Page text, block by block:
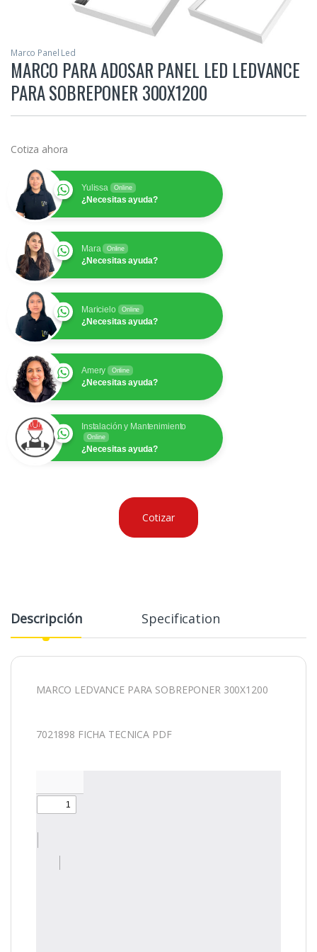
Marco Panel Led
MARCO PARA ADOSAR PANEL LED LEDVANCE
PARA SOBREPONER 300X1200
Cotiza ahora
Yulissa Online
¿Necesitas ayuda?
Mara Online
¿Necesitas ayuda?
Maricielo Online
¿Necesitas ayuda?
Amery Online
¿Necesitas ayuda?
Instalación y Mantenimiento
Online
¿Necesitas ayuda?
Cotizar
Descripción Specification
MARCO LEDVANCE PARA SOBREPONER 300X1200
7021898 FICHA TECNICA PDF